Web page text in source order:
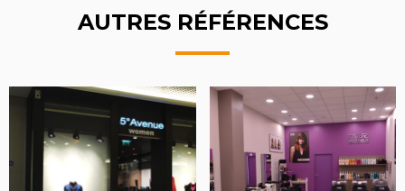
AUTRES RÉFÉRENCES